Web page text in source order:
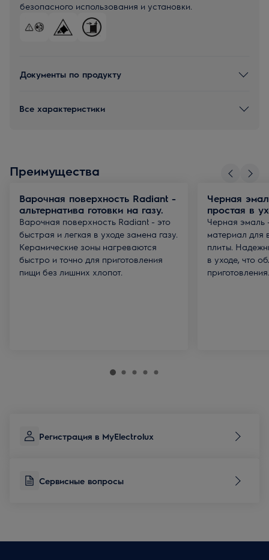
безопасного использования и установки.
Документы по продукту
Все характеристики
Преимущества
Варочная поверхность Radiant -
альтернатива готовки на газу.
Варочная поверхность Radiant - это
быстрая и легкая в уходе замена газу.
Керамические зоны нагреваются
быстро и точно для приготовления
пищи без лишних хлопот.
Черная
простая в
Черная эмаль
материал для
плиты.
в уходе, что
приготовления.
Регистрация в MyElectrolux
Сервисные вопросы